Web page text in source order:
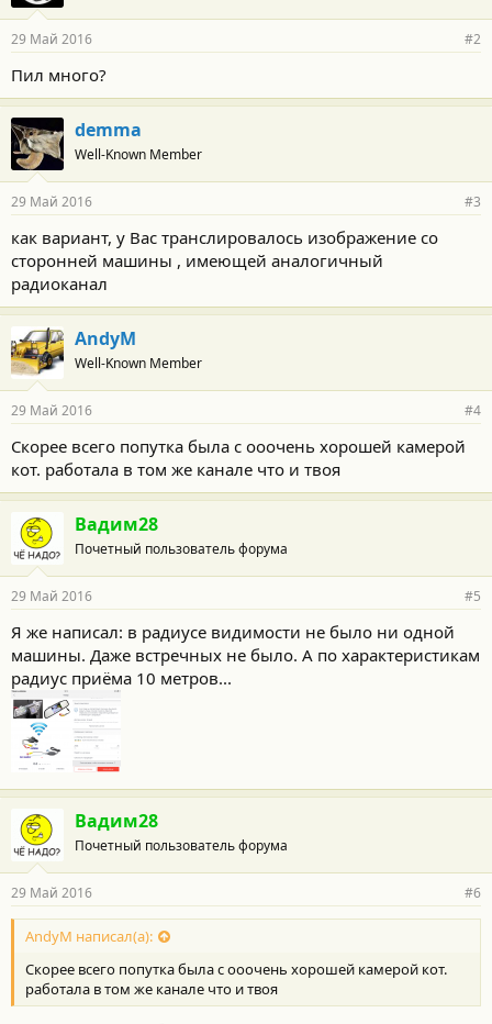
29 Май 2016 #2
Пил много?
demma
Well-Known Member
29 Май 2016 #3
как вариант, у Вас транслировалось изображение со
сторонней машины , имеющей аналогичный
радиоканал
AndyM
Well-Known Member
29 Май 2016 #4
Скорее всего попутка была с ооочень хорошей камерой
кот. работала в том же канале что и твоя
Вадим28
Почетный пользователь форума
29 Май 2016 #5
Я же написал: в радиусе видимости не было ни одной
машины. Даже встречных не было. А по характеристикам
радиус приёма 10 метров...
Вадим28
Почетный пользователь форума
29 Май 2016 #6
AndyM написал(а):
Скорее всего попутка была с ооочень хорошей камерой кот.
работала в том же канале что и твоя